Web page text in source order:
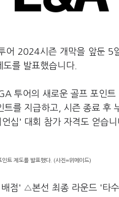
어 2024시즌 개막을 앞둔 5
를 발표했습니다.
투어의 새로운 골프 포인트
를 지급하고, 시즌 종료 후
십' 대회 참가 자격도 얻습
트 제도를 발표했다. (사진=위메이드)
점' △본선 최종 라운드 '타